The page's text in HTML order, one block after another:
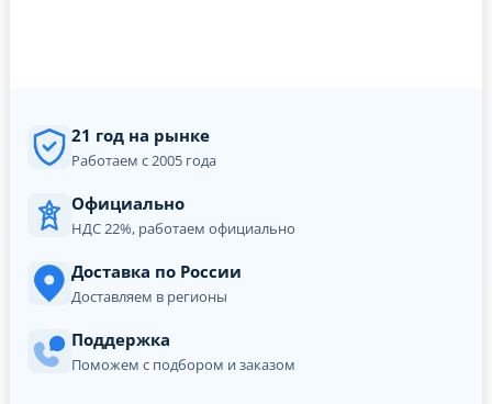
21 год на рынке
Работаем с 2005 года
Официально
НДС 22%, работаем официально
Доставка по России
Доставляем в регионы
Поддержка
Поможем с подбором и заказом